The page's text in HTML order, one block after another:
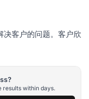
决客户的问题。客户欣
results within days.